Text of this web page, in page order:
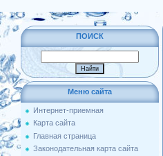
ПОИСК
Меню сайта
Интернет-приемная
Карта сайта
Главная страница
Законодательная карта сайта